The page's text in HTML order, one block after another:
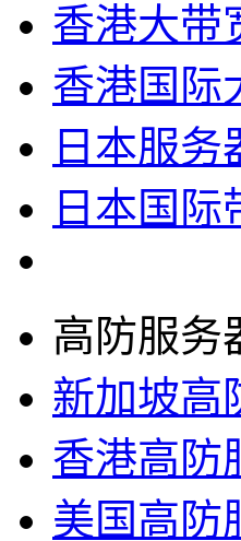
香港大带
香港国际
日本服务
日本国际
高防服务
新加坡高
香港高防
美国高防